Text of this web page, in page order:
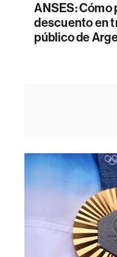
ANSES: Cómo
descuento en
público de